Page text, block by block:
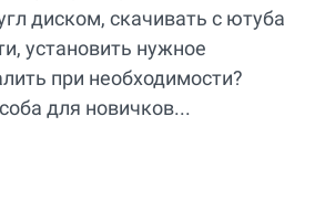
диском, скачивать с ютуба
установить нужное
при необходимости?
для новичков...